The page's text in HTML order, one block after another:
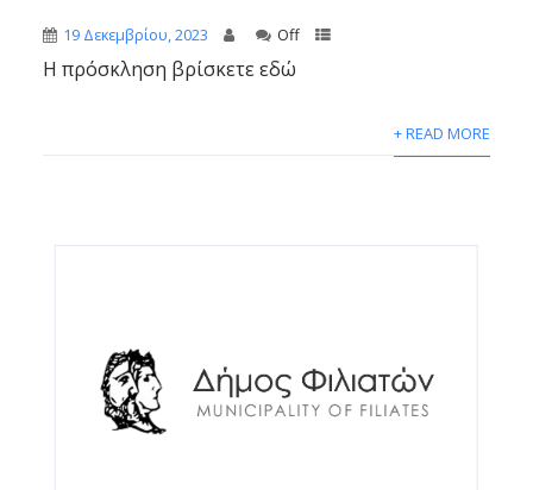
19 Δεκεμβρίου, 2023 Off
Η πρόσκληση βρίσκετε εδώ
+ READ MORE